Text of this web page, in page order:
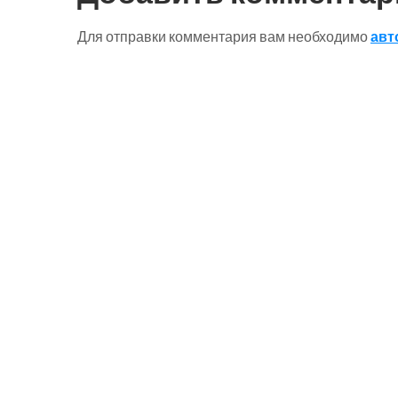
записям
Для отправки комментария вам необходимо